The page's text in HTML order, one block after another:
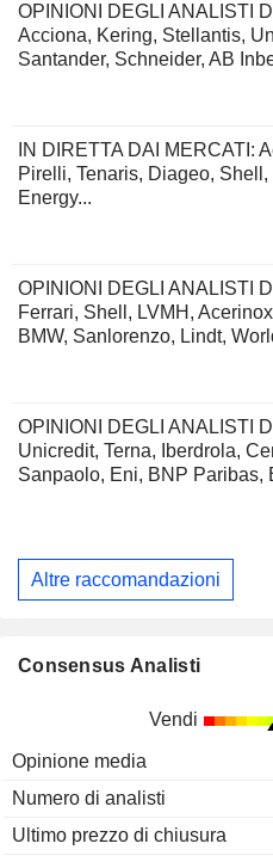
OPINIONI DEGLI ANALISTI
Acciona, Kering, Stellantis,
Santander, Schneider, AB
IN DIRETTA DAI MERCATI:
Pirelli, Tenaris, Diageo,
Energy...
OPINIONI DEGLI ANALISTI
Ferrari, Shell, LVMH,
BMW, Sanlorenzo, Lindt,
OPINIONI DEGLI ANALISTI
Unicredit, Terna, Iberdrola,
Sanpaolo, Eni, BNP Paribas,
Altre raccomandazioni
Consensus Analisti
Vendi
Opinione media
Numero di analisti
Ultimo prezzo di chiusura